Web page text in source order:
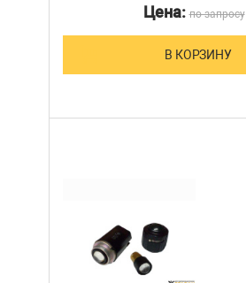
Цена:по запросу
В КОРЗИНУ